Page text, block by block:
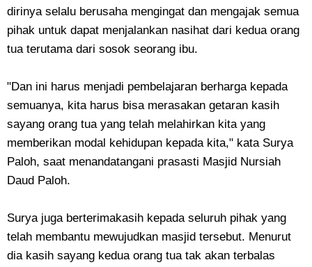
dirinya selalu berusaha mengingat dan mengajak semua
pihak untuk dapat menjalankan nasihat dari kedua orang
tua terutama dari sosok seorang ibu.
"Dan ini harus menjadi pembelajaran berharga kepada
semuanya, kita harus bisa merasakan getaran kasih
sayang orang tua yang telah melahirkan kita yang
memberikan modal kehidupan kepada kita," kata Surya
Paloh, saat menandatangani prasasti Masjid Nursiah
Daud Paloh.
Surya juga berterimakasih kepada seluruh pihak yang
telah membantu mewujudkan masjid tersebut. Menurut
dia kasih sayang kedua orang tua tak akan terbalas